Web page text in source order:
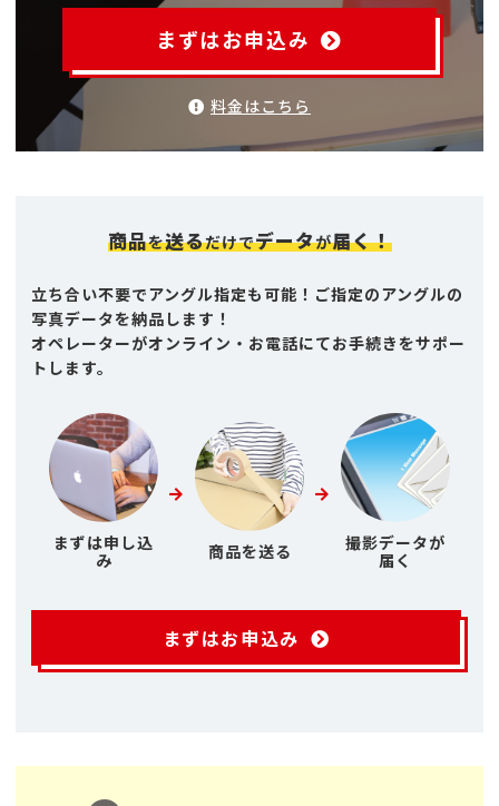
まずはお申込み
料金はこちら
商品を送るだけでデータが届く！
立ち合い不要でアングル指定も可能！ご指定のアングルの
写真データを納品します！
オペレーターがオンライン・お電話にてお手続きをサポー
トします。
まずは申し込
み
商品を送る
撮影データが
届く
まずはお申込み